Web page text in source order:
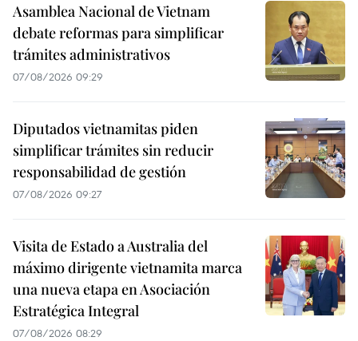
Asamblea Nacional de Vietnam
debate reformas para simplificar
trámites administrativos
07/08/2026 09:29
Diputados vietnamitas piden
simplificar trámites sin reducir
responsabilidad de gestión
07/08/2026 09:27
Visita de Estado a Australia del
máximo dirigente vietnamita marca
una nueva etapa en Asociación
Estratégica Integral
07/08/2026 08:29